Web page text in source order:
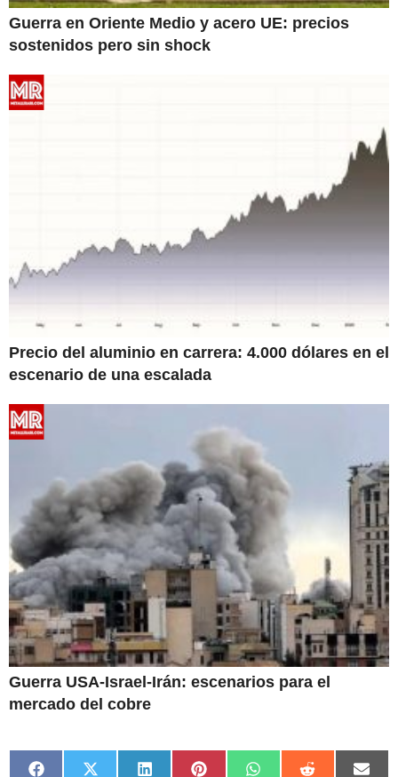
Guerra en Oriente Medio y acero UE: precios
sostenidos pero sin shock
Precio del aluminio en carrera: 4.000 dólares en el
escenario de una escalada
Guerra USA-Israel-Irán: escenarios para el
mercado del cobre